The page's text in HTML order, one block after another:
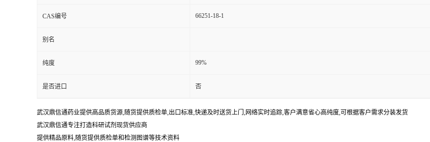
CAS编号 66251-18-1
别名
纯度 99%
是否进口 否
武汉鼎信通药业提供高品质货源,随货提供质检单,出口标准,快递及时送货上门,网络实时追踪,客户满意省心高纯度,可根据客户需求分装发货
武汉鼎信通专注打造科研试剂现货供应商
提供精品原料,随货提供质检单和检测图谱等技术资料